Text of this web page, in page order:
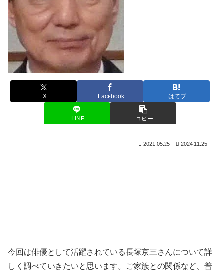
X Facebook はてブ
LINE コピー
2021.05.25 2024.11.25
今回は俳優として活躍されている長塚京三さんについて詳
しく調べていきたいと思います。ご家族との関係など、普